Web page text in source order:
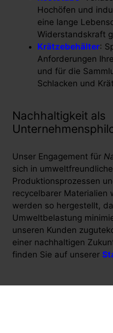
Hochöfen und
eine lange
Widerstandskraft
Krätzebehälter:
Anforderungen
und für die
Schlacken und
Nachhaltigkeit als
Unser Engagement für
sich in
Produktionsprozessen
recycelbarer Materialien
werden so hergestellt,
Umweltbelastung
unseren Kunden
einer nachhaltigen
finden Sie auf unserer